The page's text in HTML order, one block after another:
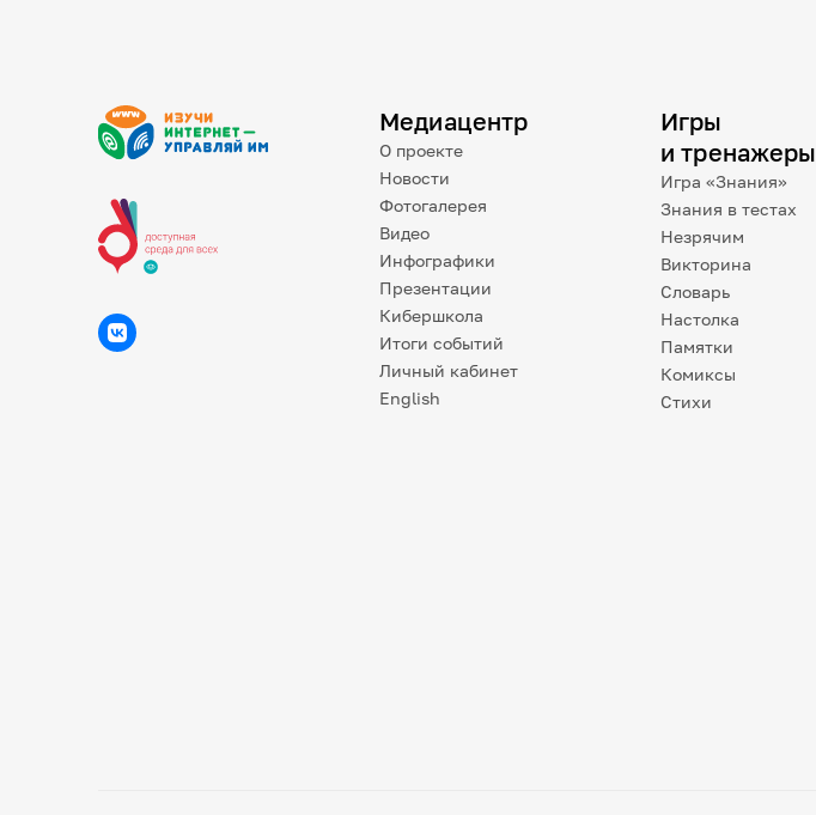
Медиацентр
О проекте
Новости
Фотогалерея
Видео
Инфографики
Презентации
Кибершкола
Итоги событий
Личный кабинет
English
Игры
и тренажеры
Игра «Знания»
Знания в тестах
Незрячим
Викторина
Словарь
Настолка
Памятки
Комиксы
Стихи